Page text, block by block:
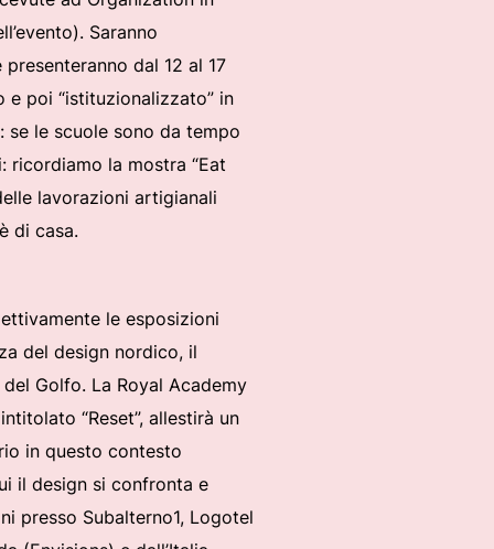
Saranno
dal 12 al 17
poi “istituzionalizzato” in
se le scuole sono da tempo
ricordiamo la mostra “Eat
lavorazioni artigianali
di casa.
le esposizioni
del design nordico, il
Golfo. La Royal Academy
“Reset”, allestirà un
in questo contesto
il design si confronta e
presso Subalterno1, Logotel